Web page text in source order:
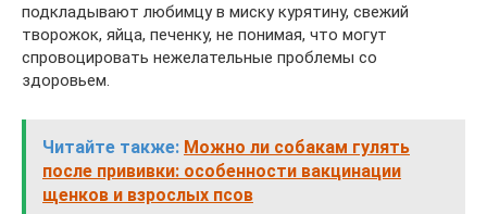
подкладывают любимцу в миску курятину, свежий
творожок, яйца, печенку, не понимая, что могут
спровоцировать нежелательные проблемы со
здоровьем.
Читайте также: Можно ли собакам гулять
после прививки: особенности вакцинации
щенков и взрослых псов